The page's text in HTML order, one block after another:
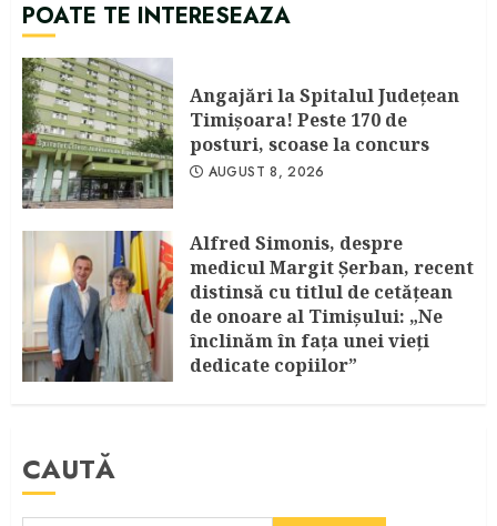
POATE TE INTERESEAZA
Angajări la Spitalul Judeţean
Timişoara! Peste 170 de
posturi, scoase la concurs
AUGUST 8, 2026
Alfred Simonis, despre
medicul Margit Şerban, recent
distinsă cu titlul de cetățean
de onoare al Timişului: „Ne
înclinăm în fața unei vieți
dedicate copiilor”
CAUTĂ